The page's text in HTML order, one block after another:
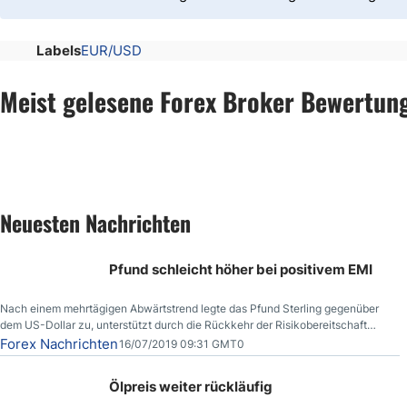
LabelsEUR/USD
Meist gelesene Forex Broker
Neuesten Nachrichten
Pfund schleicht höher bei positivem EMI
Nach einem mehrtägigen Abwärtstrend legte das Pfund Sterling gegenüber
dem US-Dollar zu, unterstützt durch die Rückkehr der Risikobereitschaft
aufgrund der Nachricht,
Forex Nachrichten16/07/2019 09:31 GMT0
Ölpreis weiter rückläufig